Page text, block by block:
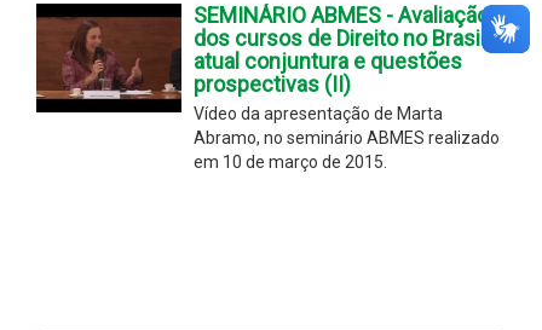
SEMINÁRIO ABMES - Avaliação
dos cursos de Direito no Brasil:
atual conjuntura e questões
prospectivas (II)
Vídeo da apresentação de Marta
Abramo, no seminário ABMES realizado
em 10 de março de 2015.